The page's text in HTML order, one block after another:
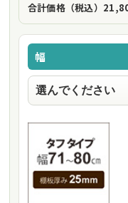
合計価格（税込）
幅